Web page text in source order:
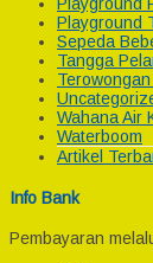
Playground
Playground
Sepeda
Tangga
Wahana Air
Waterboom
Artikel
Info Bank
Pembayaran